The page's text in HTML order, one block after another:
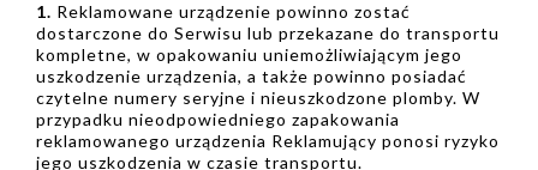
1. Reklamowane urządzenie powinno zostać
dostarczone do Serwisu lub przekazane do transportu
kompletne, w opakowaniu uniemożliwiającym jego
uszkodzenie urządzenia, a także powinno posiadać
czytelne numery seryjne i nieuszkodzone plomby. W
przypadku nieodpowiedniego zapakowania
reklamowanego urządzenia Reklamujący ponosi ryzyko
jego uszkodzenia w czasie transportu.